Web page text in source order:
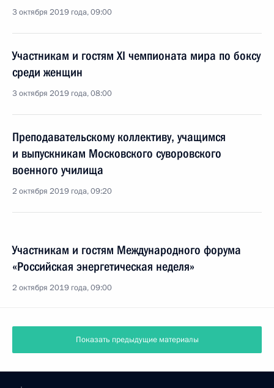
3 октября 2019 года, 09:00
Участникам и гостям XI чемпионата мира по боксу
среди женщин
3 октября 2019 года, 08:00
Преподавательскому коллективу, учащимся
и выпускникам Московского суворовского
военного училища
2 октября 2019 года, 09:20
Участникам и гостям Международного форума
«Российская энергетическая неделя»
2 октября 2019 года, 09:00
Показать предыдущие материалы